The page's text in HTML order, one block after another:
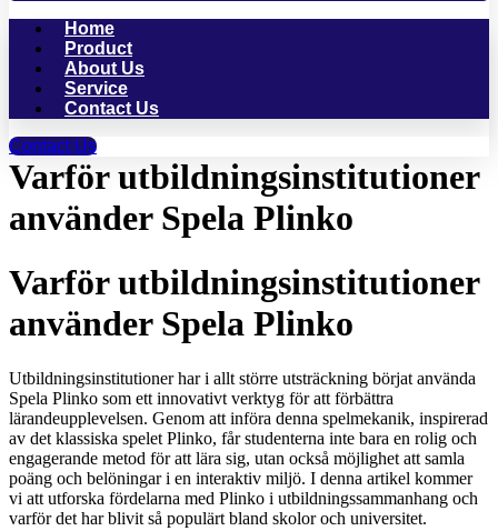
Home
Product
About Us
Service
Contact Us
Contact Us
Varför utbildningsinstitutioner
använder Spela Plinko
Varför utbildningsinstitutioner
använder Spela Plinko
Utbildningsinstitutioner har i allt större utsträckning börjat använda
Spela Plinko som ett innovativt verktyg för att förbättra
lärandeupplevelsen. Genom att införa denna spelmekanik, inspirerad
av det klassiska spelet Plinko, får studenterna inte bara en rolig och
engagerande metod för att lära sig, utan också möjlighet att samla
poäng och belöningar i en interaktiv miljö. I denna artikel kommer
vi att utforska fördelarna med Plinko i utbildningssammanhang och
varför det har blivit så populärt bland skolor och universitet.